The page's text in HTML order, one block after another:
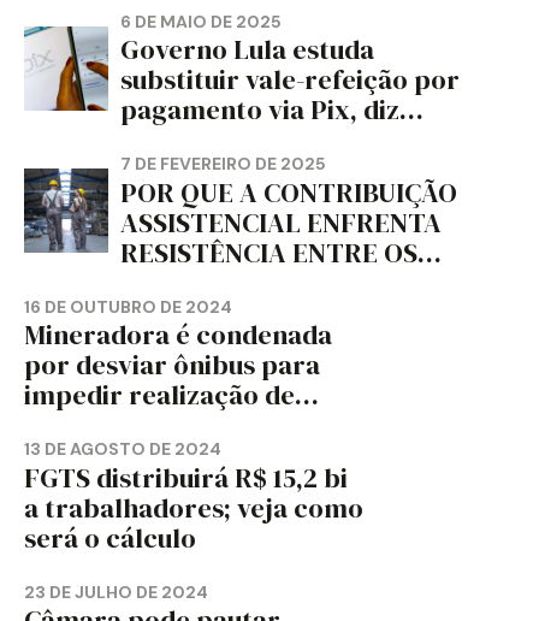
CORTIÇA E ARTEFATOS DE
PAPEL DO ESTADO DO
PARANÁ – FETRAPEL-PR
6 DE MAIO DE 2025
Governo Lula estuda
substituir vale-refeição por
pagamento via Pix, diz
7 DE FEVEREIRO DE 2025
POR QUE A CONTRIBUIÇÃO
ASSISTENCIAL ENFRENTA
RESISTÊNCIA ENTRE OS
16 DE OUTUBRO DE 2024
Mineradora é condenada
por desviar ônibus para
impedir realização de
13 DE AGOSTO DE 2024
FGTS distribuirá R$ 15,2 bi
a trabalhadores; veja como
será o cálculo
23 DE JULHO DE 2024